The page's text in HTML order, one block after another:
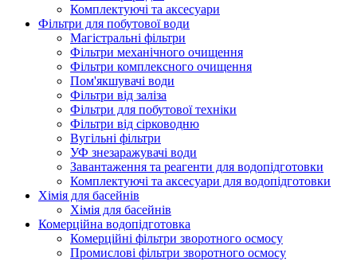
Комплектуючі та аксесуари
Фільтри для побутової води
Магістральні фільтри
Фільтри механічного очищення
Фільтри комплексного очищення
Пом'якшувачі води
Фільтри від заліза
Фільтри для побутової техніки
Фільтри від сірководню
Вугільні фільтри
УФ знезаражувачі води
Завантаження та реагенти для водопідготовки
Комплектуючі та аксесуари для водопідготовки
Хімія для басейнів
Хімія для басейнів
Комерційна водопідготовка
Комерційні фільтри зворотного осмосу
Промислові фільтри зворотного осмосу